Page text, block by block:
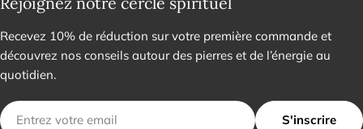
Recevez 10% de réduction sur votre première commande et
découvrez nos conseils autour des pierres et de l’énergie au
quotidien.
E-
S'inscrire